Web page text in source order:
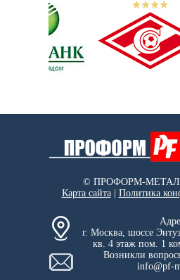
© ПРОФОРМ-МЕТАЛЛ
Карта сайта| Политика
г. Москва, шоссе
кв. 4 этаж пом. 1
Возникли
info@pf-